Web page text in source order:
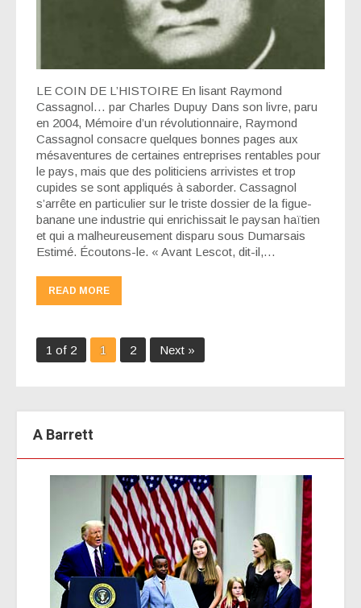
LE COIN DE L’HISTOIRE En lisant Raymond
Cassagnol… par Charles Dupuy Dans son livre, paru
en 2004, Mémoire d’un révolutionnaire, Raymond
Cassagnol consacre quelques bonnes pages aux
mésaventures de certaines entreprises rentables pour
le pays, mais que des politiciens arrivistes et trop
cupides se sont appliqués à saborder. Cassagnol
s’arrête en particulier sur le triste dossier de la figue-
banane une industrie qui enrichissait le paysan haïtien
et qui a malheureusement disparu sous Dumarsais
Estimé. Écoutons-le. « Avant Lescot, dit-il,…
READ MORE
1 of 2 1 2 Next »
A Barrett